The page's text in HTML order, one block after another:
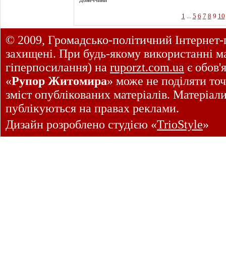
1 ... 5 6 7 8 9 10
© 2009, Громадсько-політичний
захищені. При будь-якому використанні
гіперпосилання) на ruporzt.com.ua є
«Рупор Житомира» може не поділяти
зміст опублікованих матеріалів.
публікуються на правах реклами.
Дизайн розроблено студією «TrioStyle»